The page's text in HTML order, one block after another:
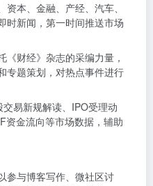
资本、金融、产经、汽车、
时新闻，第一时间推送市场
《财经》杂志的采编力量，
专题策划，对热点事件进行
交易新规解读、IPO受理动
资金流向等市场数据，辅助
参与博客写作、微社区讨